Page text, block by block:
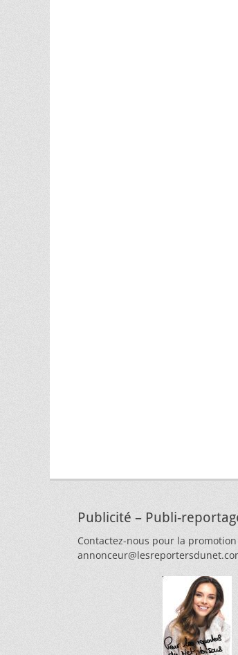
Publicité – Publi-
Contactez-nous pour la